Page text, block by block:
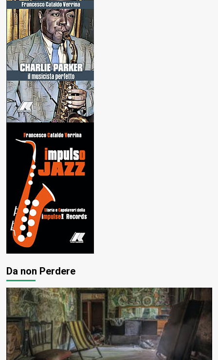
Da non Perdere